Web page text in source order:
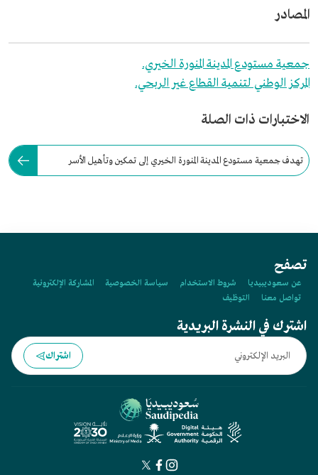
المصادر
جمعية مستودع المدينة المنورة الخيري.
المركز الوطني لتنمية القطاع غير الربحي.
الاختبارات ذات الصلة
تهدف جمعية مستودع المدينة المنورة الخيري إلى تمكين وتأهيل الأسر
تصفح
عن سعوديبيديا شروط الاستخدام سياسة الخصوصية
المشاركة الإلكترونية
تواصل معنا
التوظيف
اشترك في النشرة البريدية
اشتراك